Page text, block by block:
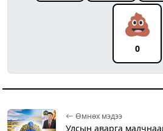
0
Өмнөх мэдээ
Улсын аварга